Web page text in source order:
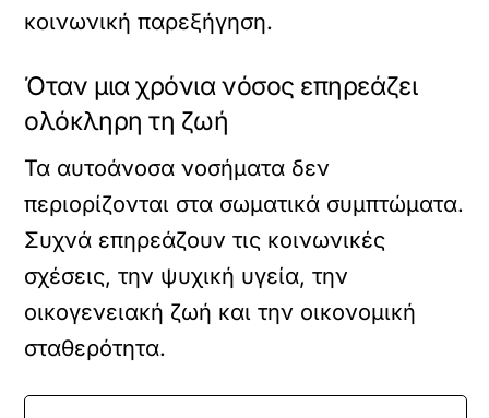
κοινωνική παρεξήγηση.
Όταν μια χρόνια νόσος επηρεάζει
ολόκληρη τη ζωή
Τα αυτοάνοσα νοσήματα δεν
περιορίζονται στα σωματικά συμπτώματα.
Συχνά επηρεάζουν τις κοινωνικές
σχέσεις, την ψυχική υγεία, την
οικογενειακή ζωή και την οικονομική
σταθερότητα.